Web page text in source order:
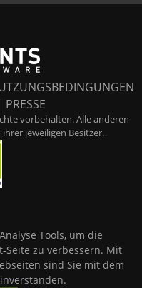
PRESSE
vorbehalten. Alle anderen
jeweiligen Besitzer.
Tools, um die
zu verbessern. Mit
sind Sie mit dem